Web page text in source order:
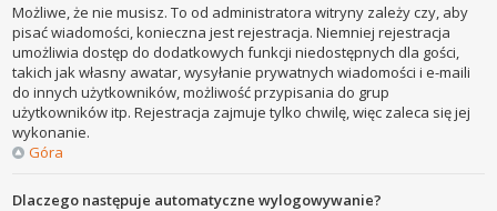
Możliwe, że nie musisz. To od administratora witryny zależy czy, aby
pisać wiadomości, konieczna jest rejestracja. Niemniej rejestracja
umożliwia dostęp do dodatkowych funkcji niedostępnych dla gości,
takich jak własny awatar, wysyłanie prywatnych wiadomości i e-maili
do innych użytkowników, możliwość przypisania do grup
użytkowników itp. Rejestracja zajmuje tylko chwilę, więc zaleca się jej
wykonanie.
Góra
Dlaczego następuje automatyczne wylogowywanie?